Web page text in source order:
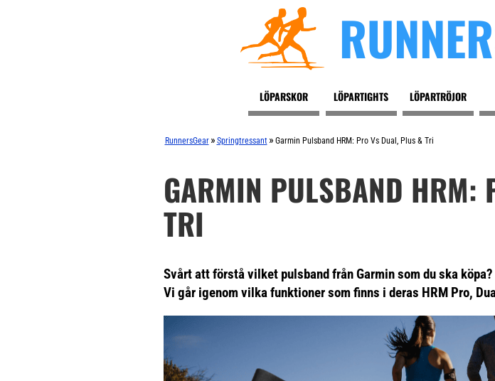
LÖPARSKOR LÖPARTIGHTS LÖPARTRÖJOR
RunnersGear » Springtressant » Garmin Pulsband HRM: Pro Vs Dual, Plus & Tri
GARMIN PULSBAND HRM:
TRI
Svårt att förstå vilket pulsband från Garmin som du ska
Vi går igenom vilka funktioner som finns i deras HRM Pro,